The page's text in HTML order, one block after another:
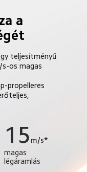
a
teljesítményű
os magas
propelleres
15 m/s*
magas
légáramlás